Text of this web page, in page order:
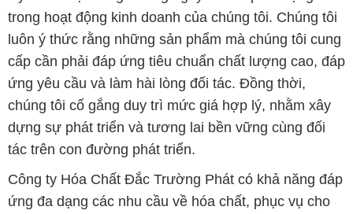
chúng tôi cố gắng duy trì mức giá hợp lý, nhằm xây
dựng sự phát triển và tương lai bền vững cùng đối
tác trên con đường phát triển.
Công ty Hóa Chất Đắc Trường Phát có khả năng đáp
ứng đa dạng các nhu cầu về hóa chất, phục vụ cho
tất cả các ngành nghề và lĩnh vực sản xuất tại TP. Hồ
Chí Minh. Sứ mệnh của chúng tôi là cung cấp và
phân phối những sản phẩm hóa chất đáng tin cậy,
chất lượng và có giá thành tốt nhất trên thị trường.